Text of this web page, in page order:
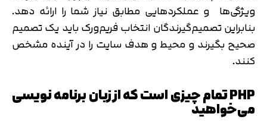
ویژگی‌ها و عملکردهایی مطابق نیاز شما را ارائه دهد.
بنابراین تصمیم‌گیرندگان انتخاب فریم‌ورک باید یک تصمیم
صحیح بگیرند و محیط و هدف سایت را در آینده مشخص
کنند.
PHP تمام چیزی است که از زبان برنامه نویسی
می‌خواهید